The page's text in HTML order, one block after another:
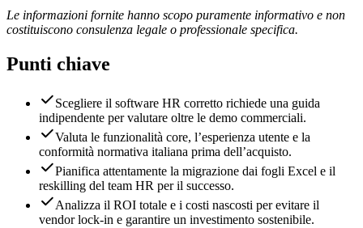
Le informazioni fornite hanno scopo puramente informativo e non
costituiscono consulenza legale o professionale specifica.
Punti chiave
Scegliere il software HR corretto richiede una guida
indipendente per valutare oltre le demo commerciali.
Valuta le funzionalità core, l’esperienza utente e la
conformità normativa italiana prima dell’acquisto.
Pianifica attentamente la migrazione dai fogli Excel e il
reskilling del team HR per il successo.
Analizza il ROI totale e i costi nascosti per evitare il
vendor lock-in e garantire un investimento sostenibile.